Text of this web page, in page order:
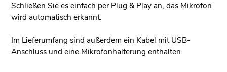
Schließen Sie es einfach per Plug & Play an, das Mikrofon
wird automatisch erkannt.
Im Lieferumfang sind außerdem ein Kabel mit USB-
Anschluss und eine Mikrofonhalterung enthalten.